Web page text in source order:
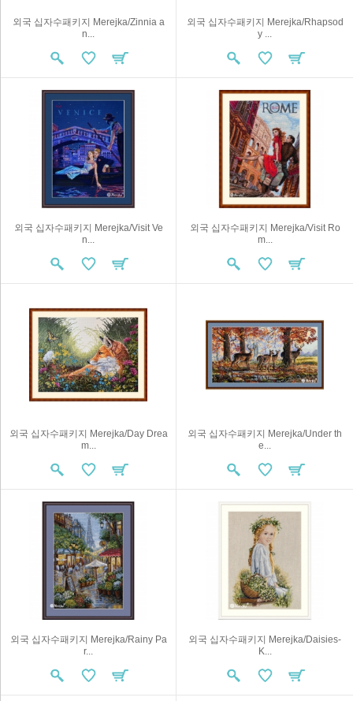
외국 십자수패키지 Merejka/Zinnia a
n...
외국 십자수패키지 Merejka/Rhapsod
y ...
외국 십자수패키지 Merejka/Visit Ve
n...
외국 십자수패키지 Merejka/Visit Ro
m...
외국 십자수패키지 Merejka/Day Drea
m...
외국 십자수패키지 Merejka/Under th
e...
외국 십자수패키지 Merejka/Rainy Pa
r...
외국 십자수패키지 Merejka/Daisies-
K...